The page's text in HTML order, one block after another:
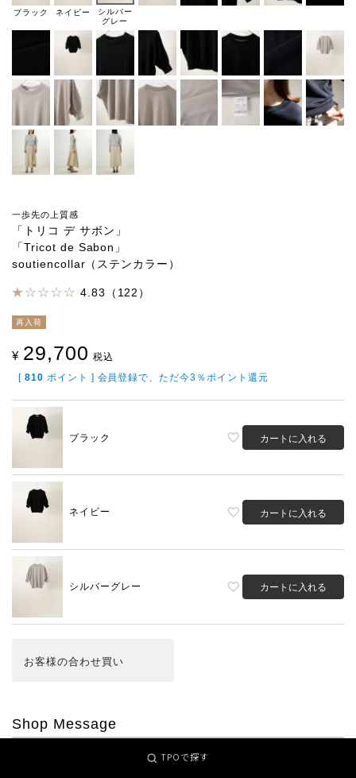
ブラック ネイビー
シルバー
グレー
一歩先の上質感
「トリコ デ サボン」
「Tricot de Sabon」
soutiencollar（ステンカラー）
4.83（122）
再入荷
¥ 29,700 税込
[ 810 ポイント ] 会員登録で、ただ今3％ポイント還元
ブラック カートに入れる
ネイビー カートに入れる
シルバーグレー カートに入れる
お客様の合わせ買い
Shop Message
「トリコ デ サボン ウール」
TPOで探す